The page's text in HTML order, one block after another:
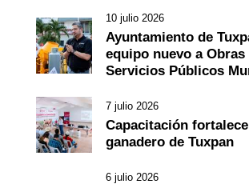
10 julio 2026
Ayuntamiento de
equipo nuevo a
Servicios Públicos
7 julio 2026
Capacitación
ganadero de Tuxpan
6 julio 2026